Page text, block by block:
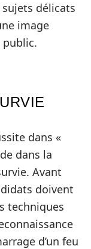
délicats
image
public.
dans «
dans la
Avant
doivent
techniques
d’un feu